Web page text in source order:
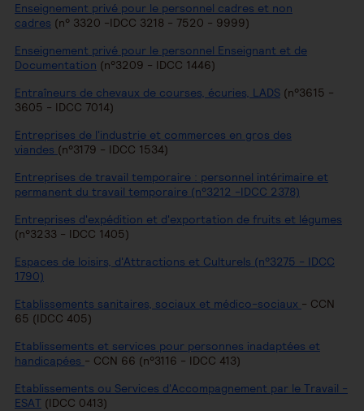
Enseignement privé pour le personnel cadres et non
cadres (n° 3320 -IDCC 3218 - 7520 - 9999)
Enseignement privé pour le personnel Enseignant et de
Documentation (n°3209 - IDCC 1446)
Entraîneurs de chevaux de courses, écuries, LADS (n°3615 -
3605 - IDCC 7014)
Entreprises de l'industrie et commerces en gros des
viandes (n°3179 - IDCC 1534)
Entreprises de travail temporaire : personnel intérimaire et
permanent du travail temporaire (n°3212 -IDCC 2378)
Entreprises d'expédition et d'exportation de fruits et légumes
(n°3233 - IDCC 1405)
Espaces de loisirs, d'Attractions et Culturels (n°3275 - IDCC
1790)
Etablissements sanitaires, sociaux et médico-sociaux - CCN
65 (IDCC 405)
Etablissements et services pour personnes inadaptées et
handicapées - CCN 66 (n°3116 - IDCC 413)
Etablissements ou Services d'Accompagnement par le Travail -
ESAT (IDCC 0413)